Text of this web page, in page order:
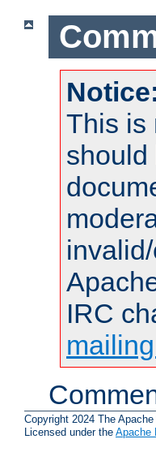
Notice:
This is
should
IRC
Copyright 2024 The
Licensed under the Apache